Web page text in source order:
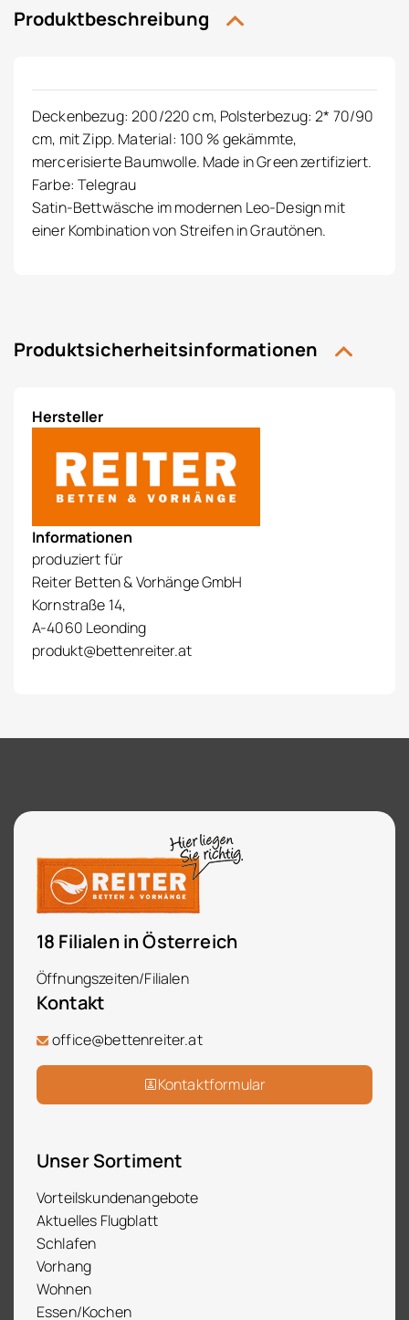
Produktbeschreibung
Deckenbezug: 200/220 cm, Polsterbezug: 2* 70/90
cm, mit Zipp. Material: 100 % gekämmte,
mercerisierte Baumwolle. Made in Green zertifiziert.
Farbe: Telegrau
Satin-Bettwäsche im modernen Leo-Design mit
einer Kombination von Streifen in Grautönen.
Produktsicherheitsinformationen
Hersteller
Informationen
produziert für
Reiter Betten & Vorhänge GmbH
Kornstraße 14,
A-4060 Leonding
produkt@bettenreiter.at
18 Filialen in Österreich
Öffnungszeiten/Filialen
Kontakt
office@bettenreiter.at
Kontaktformular
Unser Sortiment
Vorteilskundenangebote
Aktuelles Flugblatt
Schlafen
Vorhang
Wohnen
Essen/Kochen